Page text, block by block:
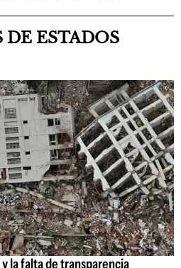
ESTADOS
la falta de transparencia